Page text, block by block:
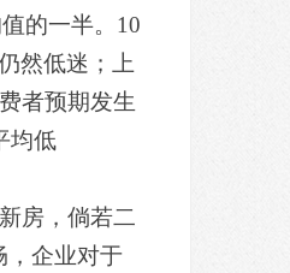
的一半。10
然低迷；上
者预期发生
均低
房，倘若二
，企业对于